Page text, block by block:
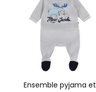
Ensemble pyjama et